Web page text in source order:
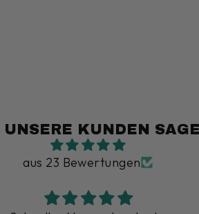
UNSERE KUNDEN
aus 23 Bewertungen